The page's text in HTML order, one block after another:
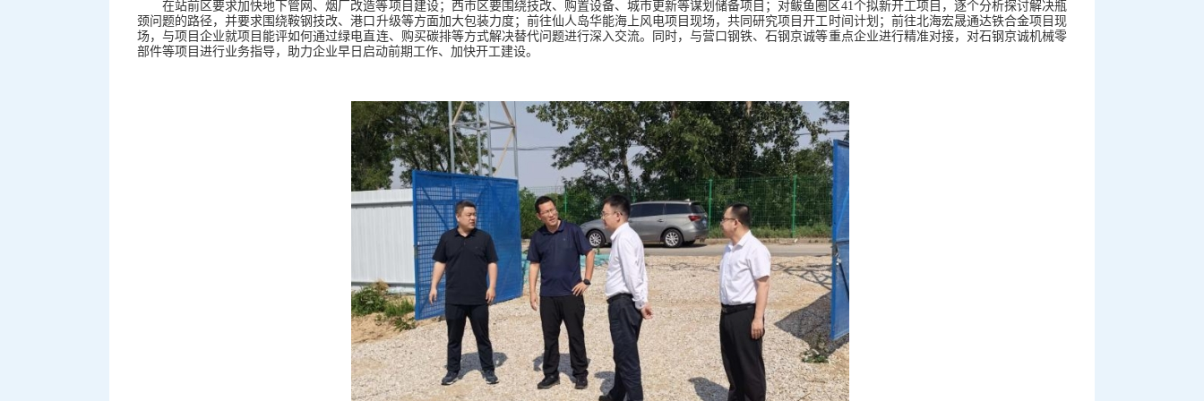
在站前区要求加快地下管网、烟厂改造等项目建设；西市区要围绕技改、购置设备、城市更新等谋划储备项目；对鲅鱼圈区41个拟新开工项目，逐个分析探讨解决瓶
颈问题的路径，并要求围绕鞍钢技改、港口升级等方面加大包装力度；前往仙人岛华能海上风电项目现场，共同研究项目开工时间计划；前往北海宏晟通达铁合金项目现
场，与项目企业就项目能评如何通过绿电直连、购买碳排等方式解决替代问题进行深入交流。同时，与营口钢铁、石钢京诚等重点企业进行精准对接，对石钢京诚机械零
部件等项目进行业务指导，助力企业早日启动前期工作、加快开工建设。